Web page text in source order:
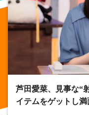
芦田愛菜、見事な“
イテムをゲットし満